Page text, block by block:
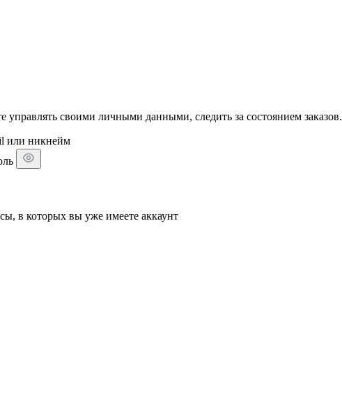
своими личными данными, следить за состоянием заказов.
или никнейм
в которых вы уже имеете аккаунт